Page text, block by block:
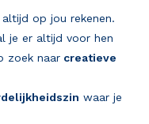
altijd op jou rekenen.
je er altijd voor hen
zoek naar creatieve
waar je